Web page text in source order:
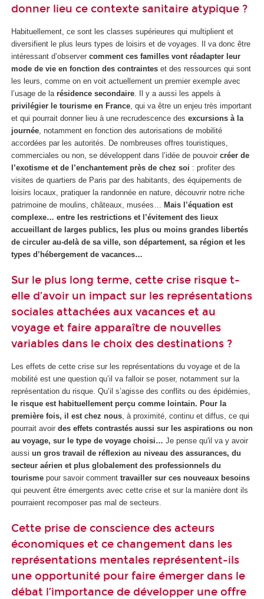
donner lieu ce contexte sanitaire atypique ?
Habituellement, ce sont les classes supérieures qui multiplient et
diversifient le plus leurs types de loisirs et de voyages. Il va donc être
intéressant d’observer comment ces familles vont réadapter leur
mode de vie en fonction des contraintes et des ressources qui sont
les leurs, comme on en voit actuellement un premier exemple avec
l’usage de la résidence secondaire. Il y a aussi les appels à
privilégier le tourisme en France, qui va être un enjeu très important
et qui pourrait donner lieu à une recrudescence des excursions à la
journée, notamment en fonction des autorisations de mobilité
accordées par les autorités. De nombreuses offres touristiques,
commerciales ou non, se développent dans l’idée de pouvoir créer de
l’exotisme et de l’enchantement près de chez soi : profiter des
visites de quartiers de Paris par des habitants, des équipements de
loisirs locaux, pratiquer la randonnée en nature, découvrir notre riche
patrimoine de moulins, châteaux, musées… Mais l’équation est
complexe… entre les restrictions et l’évitement des lieux
accueillant de larges publics, les plus ou moins grandes libertés
de circuler au-delà de sa ville, son département, sa région et les
types d’hébergement de vacances…
Sur le plus long terme, cette crise risque t-
elle d’avoir un impact sur les représentations
sociales attachées aux vacances et au
voyage et faire apparaître de nouvelles
variables dans le choix des destinations ?
Les effets de cette crise sur les représentations du voyage et de la
mobilité est une question qu’il va falloir se poser, notamment sur la
représentation du risque. Qu’il s’agisse des conflits ou des épidémies,
le risque est habituellement perçu comme lointain. Pour la
première fois, il est chez nous, à proximité, continu et diffus, ce qui
pourrait avoir des effets contrastés aussi sur les aspirations ou non
au voyage, sur le type de voyage choisi… Je pense qu'il va y avoir
aussi un gros travail de réflexion au niveau des assurances, du
secteur aérien et plus globalement des professionnels du
tourisme pour savoir comment travailler sur ces nouveaux besoins
qui peuvent être émergents avec cette crise et sur la manière dont ils
pourraient recomposer pas mal de secteurs.
Cette prise de conscience des acteurs
économiques et ce changement dans les
représentations mentales représentent-ils
une opportunité pour faire émerger dans le
débat l’importance de développer une offre